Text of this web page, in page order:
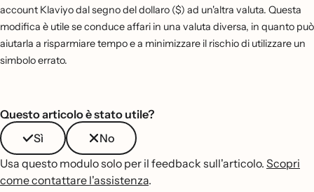
account Klaviyo dal segno del dollaro ($) ad un'altra valuta. Questa
modifica è utile se conduce affari in una valuta diversa, in quanto può
aiutarla a risparmiare tempo e a minimizzare il rischio di utilizzare un
simbolo errato.
Questo articolo è stato utile?
Sì
No
Usa questo modulo solo per il feedback sull'articolo. Scopri
come contattare l'assistenza.